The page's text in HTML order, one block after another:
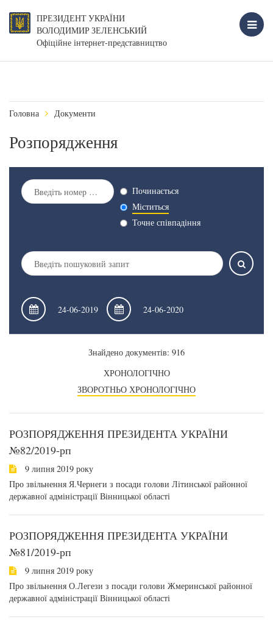
ПРЕЗИДЕНТ УКРАЇНИ
ВОЛОДИМИР ЗЕЛЕНСЬКИЙ
Офіційне інтернет-представництво
Головна Документи
Розпорядження
Починається
Міститься
Точне співпадіння
Знайдено документів: 916
ХРОНОЛОГІЧНО
ЗВОРОТНЬО ХРОНОЛОГІЧНО
РОЗПОРЯДЖЕННЯ ПРЕЗИДЕНТА УКРАЇНИ
№82/2019-рп
9 липня 2019 року
Про звільнення Я.Чернеги з посади голови Літинської районної
державної адміністрації Вінницької області
РОЗПОРЯДЖЕННЯ ПРЕЗИДЕНТА УКРАЇНИ
№81/2019-рп
9 липня 2019 року
Про звільнення О.Легези з посади голови Жмеринської районної
державної адміністрації Вінницької області